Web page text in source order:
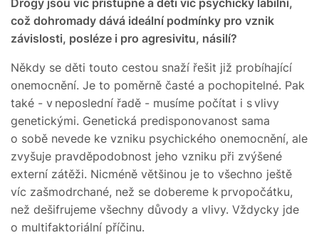
což dohromady dává ideální podmínky pro vznik
závislosti, posléze i pro agresivitu, násilí?
Někdy se děti touto cestou snaží řešit již probíhající
onemocnění. Je to poměrně časté a pochopitelné. Pak
také - v neposlední řadě - musíme počítat i s vlivy
genetickými. Genetická predisponovanost sama
o sobě nevede ke vzniku psychického onemocnění, ale
zvyšuje pravděpodobnost jeho vzniku při zvýšené
externí zátěži. Nicméně většinou je to všechno ještě
víc zašmodrchané, než se dobereme k prvopočátku,
než dešifrujeme všechny důvody a vlivy. Vždycky jde
o multifaktoriální příčinu.